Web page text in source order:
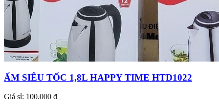
ẤM SIÊU TỐC 1,8L HAPPY TIME HTD1022
Giá sỉ: 100.000 đ